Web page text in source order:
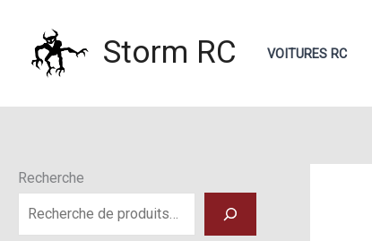
contenu
Storm RC VOITURES RC
Recherche